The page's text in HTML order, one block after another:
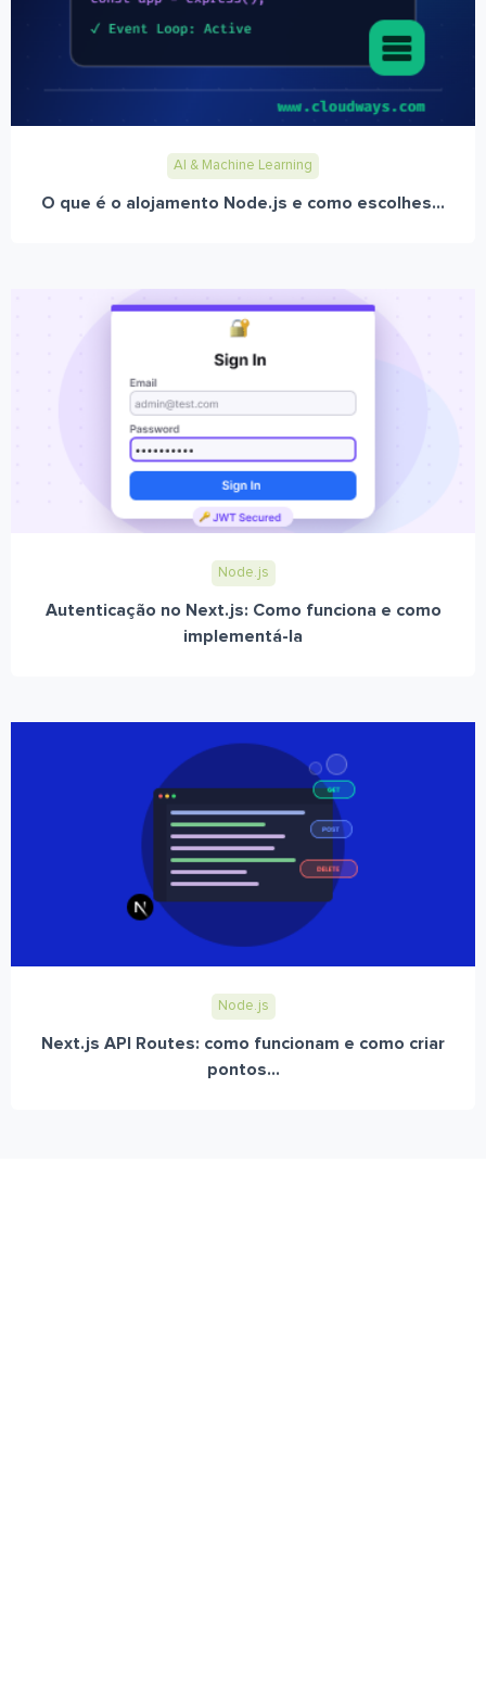
AI & Machine Learning
O que é o alojamento Node.js e como escolhes...
Node.js
Autenticação no Next.js: Como funciona e como
implementá-la
Node.js
Next.js API Routes: como funcionam e como criar
pontos...